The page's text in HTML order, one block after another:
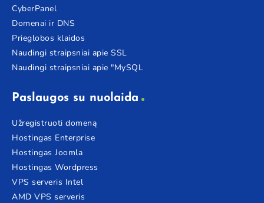
CyberPanel
Domenai ir DNS
Prieglobos klaidos
Naudingi straipsniai apie SSL
Naudingi straipsniai apie "MySQL
Paslaugos su nuolaida
Užregistruoti domeną
Hostingas Enterprise
Hostingas Joomla
Hostingas Wordpress
VPS serveris Intel
AMD VPS serveris